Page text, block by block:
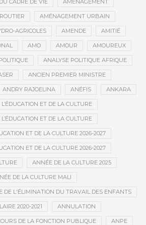
CADRE DE VIE AMÉNAGEMENT
AMÉNAGEMENT URBAIN
AGRICOLES AMENDE AMITIÉ
AMO AMOUR AMOUREUX
ANALYSE POLITIQUE AFRIQUE
ANCIEN PREMIER MINISTRE
ANDRY RAJOELINA ANÉFIS ANKARA
ET DE LA CULTURE
ET DE LA CULTURE
ET DE LA CULTURE 2026-2027
ET DE LA CULTURE 2026-2027
ANNÉE DE LA CULTURE 2025
DE LA CULTURE MALI
DE L'ÉLIMINATION DU TRAVAIL DES ENFANTS
2020-2021 ANNULATION
DE LA FONCTION PUBLIQUE ANPE